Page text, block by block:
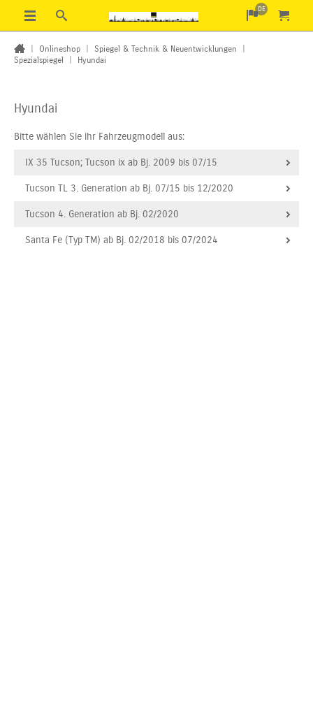
DE
Onlineshop Spiegel & Technik & Neuentwicklungen
Spezialspiegel
Hyundai
Hyundai
Bitte wählen Sie ihr Fahrzeugmodell aus:
IX 35 Tucson; Tucson ix ab Bj. 2009 bis 07/15
Tucson TL 3. Generation ab Bj. 07/15 bis 12/2020
Tucson 4. Generation ab Bj. 02/2020
Santa Fe (Typ TM) ab Bj. 02/2018 bis 07/2024